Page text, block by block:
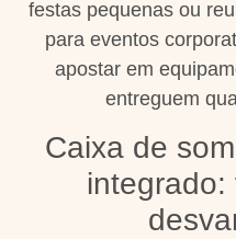
festas pequenas ou
para eventos
apostar em
entreguem
Caixa de